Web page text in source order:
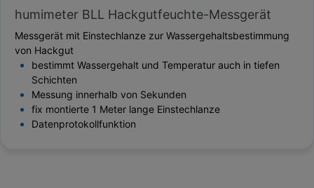
humimeter BLL Hackgutfeuchte-Messgerät
Messgerät mit Einstechlanze zur Wassergehaltsbestimmung
von Hackgut
bestimmt Wassergehalt und Temperatur auch in tiefen
Schichten
Messung innerhalb von Sekunden
fix montierte 1 Meter lange Einstechlanze
Datenprotokollfunktion